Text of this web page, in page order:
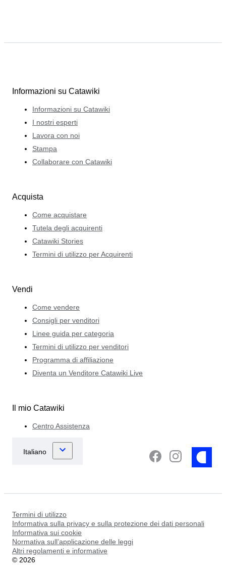
Informazioni su Catawiki
Informazioni su Catawiki
I nostri esperti
Lavora con noi
Stampa
Collaborare con Catawiki
Acquista
Come acquistare
Tutela degli acquirenti
Catawiki Stories
Termini di utilizzo per Acquirenti
Vendi
Come vendere
Consigli per venditori
Linee guida per categoria
Termini di utilizzo per venditori
Programma di affiliazione
Diventa un Venditore Catawiki Live
Il mio Catawiki
Centro Assistenza
Termini di utilizzo
Informativa sulla privacy e sulla protezione dei dati personali
Informativa sui cookie
Normativa sull’applicazione delle leggi
Altri regolamenti e informative
© 2026